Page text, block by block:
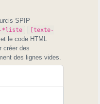
SPIP
-*liste
[texte-
et le code HTML
créer des
des lignes vides.